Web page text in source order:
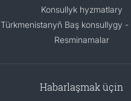
Konsullyk hyzmatlary
Türkmenistanyň Baş konsullygy -
Resminamalar
Habarlaşmak üçin